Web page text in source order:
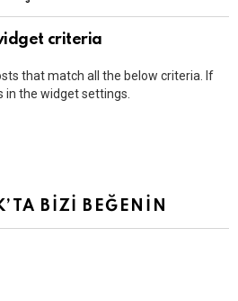
criteria
that match all the below criteria. If
in the widget settings.
BİZİ BEĞENİN